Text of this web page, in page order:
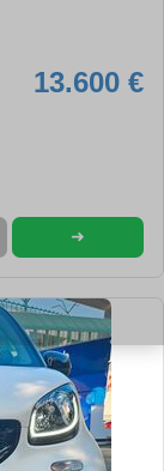
13.600 €
➜